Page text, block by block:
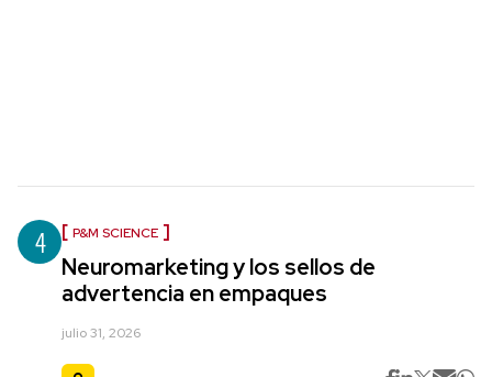
4 P&M SCIENCE
Neuromarketing y los sellos de
advertencia en empaques
julio 31, 2026